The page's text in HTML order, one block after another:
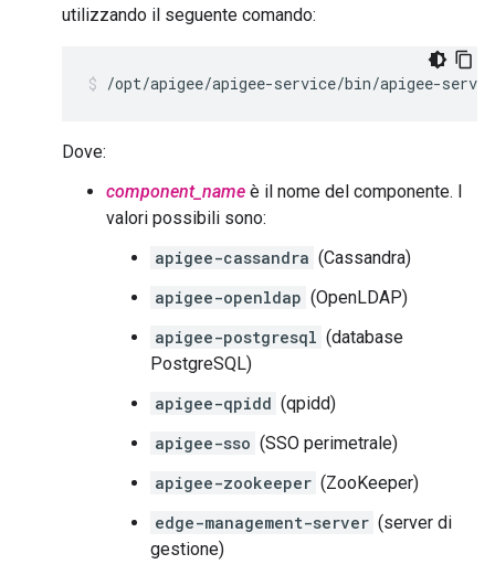
utilizzando il seguente comando:
/opt/apigee/apigee-service/bin/apigee-
Dove:
component_name è il nome del componente. I
valori possibili sono:
apigee-cassandra (Cassandra)
apigee-openldap (OpenLDAP)
apigee-postgresql (database
PostgreSQL)
apigee-qpidd (qpidd)
apigee-sso (SSO perimetrale)
apigee-zookeeper (ZooKeeper)
edge-management-server (server di
gestione)